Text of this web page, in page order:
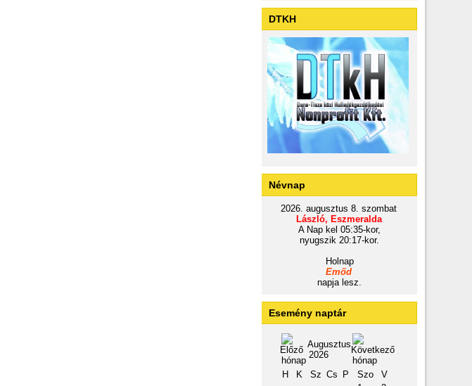
DTKH
Névnap
2026. augusztus 8. szombat
László, Eszmeralda
A Nap kel 05:35-kor,
nyugszik 20:17-kor.
Holnap
Emőd
napja lesz.
Esemény naptár
Augusztus
2026
H
K Sz Cs P Szo
V